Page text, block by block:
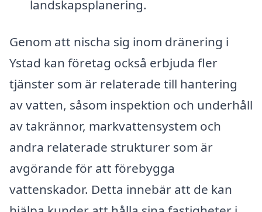
landskapsplanering.
Genom att nischa sig inom dränering i
Ystad kan företag också erbjuda fler
tjänster som är relaterade till hantering
av vatten, såsom inspektion och underhåll
av takrännor, markvattensystem och
andra relaterade strukturer som är
avgörande för att förebygga
vattenskador. Detta innebär att de kan